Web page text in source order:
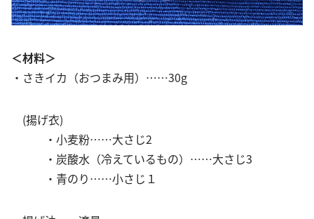
＜材料＞
・さきイカ（おつまみ用）……30g
(揚げ衣)
・小麦粉……大さじ2
・炭酸水（冷えているもの）……大さじ3
・青のり……小さじ１